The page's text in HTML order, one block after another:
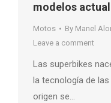
modelos
Motos By Manel
Leave a comment
Las superbikes
la tecnología de
origen se…